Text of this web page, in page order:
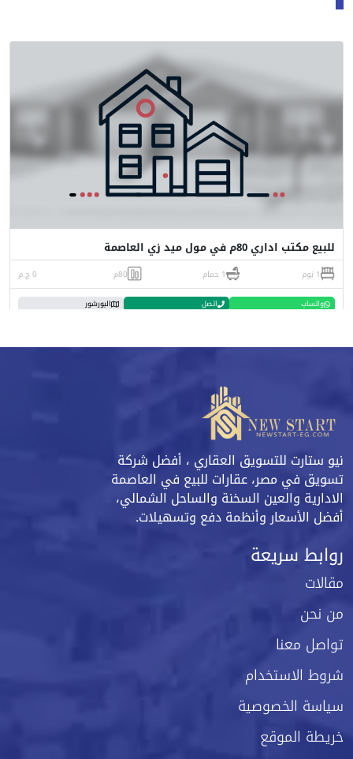
للبيع مكتب اداري 80م في مول ميد زي العاصمة
1 نوم 1 حمام 80م 0 ج.م
واتساب اتصل البورشور
نيو ستارت للتسويق العقاري ، أفضل شركة
تسويق في مصر، عقارات للبيع في العاصمة
الادارية والعين السخنة والساحل الشمالي،
أفضل الأسعار وأنظمة دفع وتسهيلات.
روابط سريعة
مقالات
من نحن
تواصل معنا
شروط الاستخدام
سياسة الخصوصية
خريطة الموقع